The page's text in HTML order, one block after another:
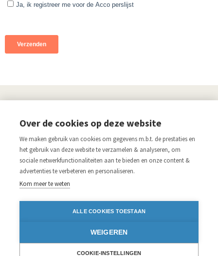
Links
Aanmelden nieuwsbrief
Pers
Acco.be
Algemene voorwaarden
Disclaimer
Privacy verklaring
Blijf op de hoogte
FacebookInstagram
TwitterLinkedIn iDEAL
Over de cookies op deze website
We maken gebruik van cookies om gegevens m.b.t. de prestaties en
het gebruik van deze website te verzamelen & analyseren, om
sociale netwerkfunctionaliteiten aan te bieden en onze content &
advertenties te verbeteren en personaliseren.
Kom meer te weten
ALLE COOKIES TOESTAAN
WEIGEREN
COOKIE-INSTELLINGEN